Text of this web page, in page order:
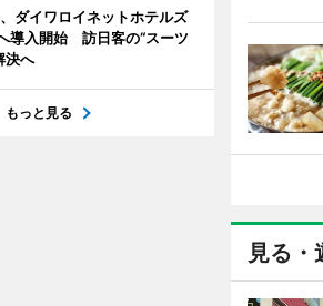
見る・
ダイワロイネットホテルズ
導入開始 訪日客の“スーツ
決へ
もっと見る